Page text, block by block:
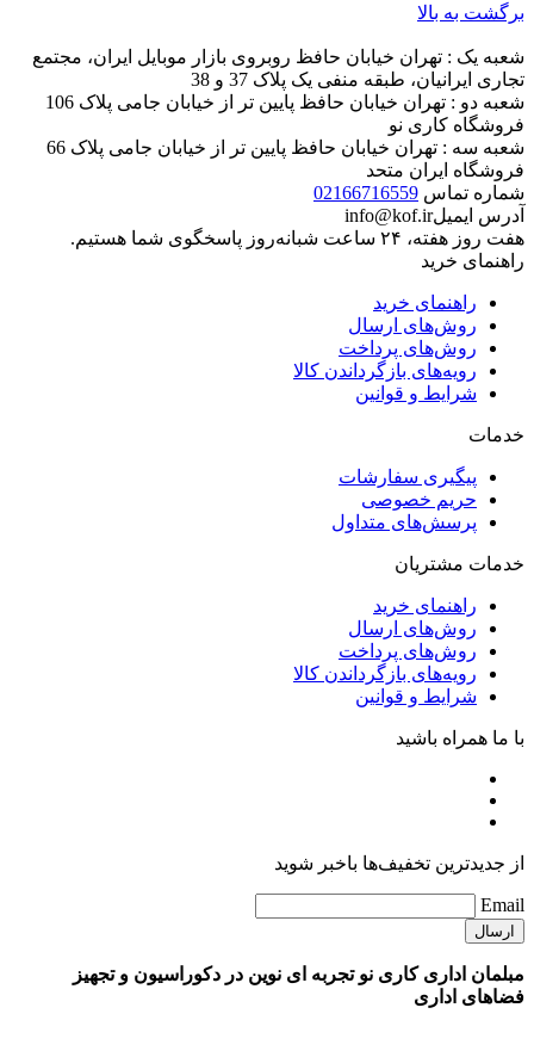
برگشت به بالا
شعبه یک : تهران خیابان حافظ روبروی بازار موبایل ایران، مجتمع
تجاری ایرانیان، طبقه منفی یک پلاک 37 و 38
شعبه دو : تهران خیابان حافظ پایین تر از خیابان جامی پلاک 106
فروشگاه کاری نو
شعبه سه : تهران خیابان حافظ پایین تر از خیابان جامی پلاک 66
فروشگاه ایران متحد
شماره تماس 02166716559
آدرس ایمیلinfo@kof.ir
هفت روز هفته، ۲۴ ساعت شبانه‌روز پاسخگوی شما هستیم.
راهنمای خرید
راهنمای خرید
روش‌های ارسال
روش‌های پرداخت
رویه‌های بازگرداندن کالا
شرایط و قوانین
خدمات
پیگیری سفارشات
حریم خصوصی
پرسش‌های متداول
خدمات مشتریان
راهنمای خرید
روش‌های ارسال
روش‌های پرداخت
رویه‌های بازگرداندن کالا
شرایط و قوانین
با ما همراه باشید
از جدیدترین تخفیف‌ها باخبر شوید
Email
مبلمان اداری کاری نو تجربه ای نوین در دکوراسیون و تجهیز
فضاهای اداری